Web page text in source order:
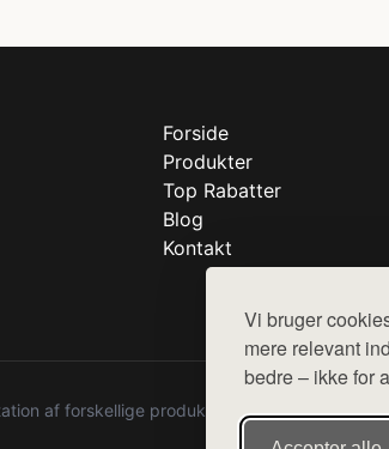
Vi bruger
mere relevant
bedre – ikke for
Forside
Produkter
Top Rabatter
Blog
Kontakt
af forskellige produkter fra diverse